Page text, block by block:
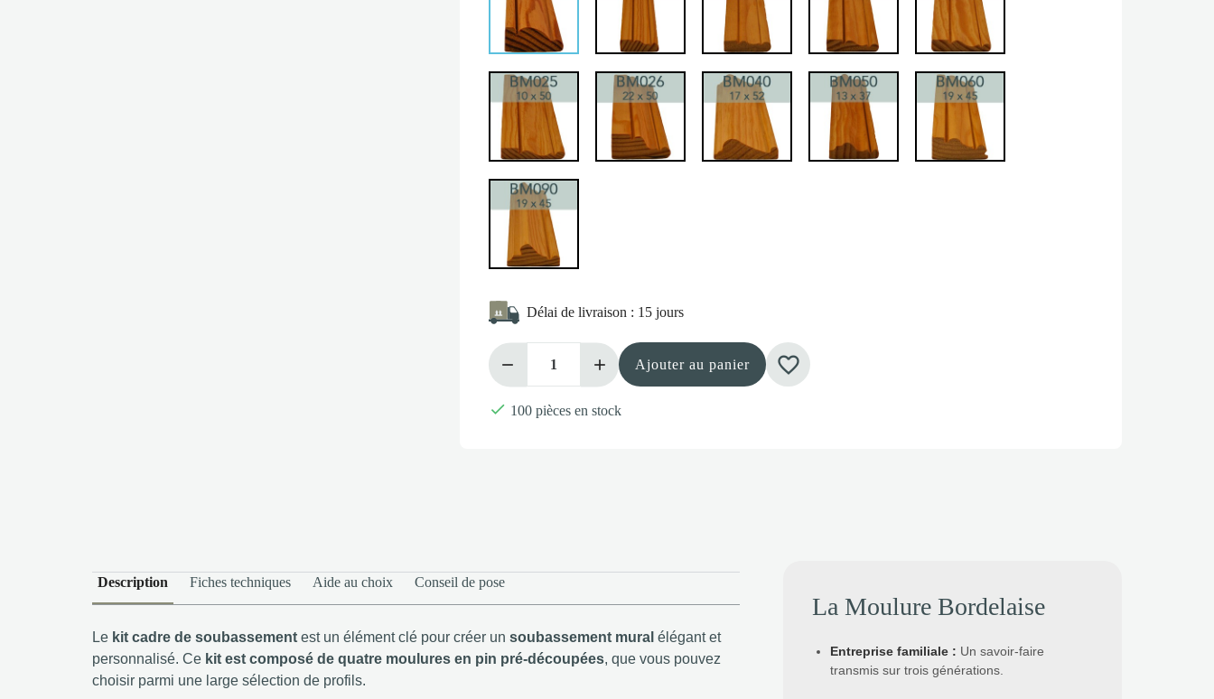
BM025 BM026
Délai de livraison : 15 jours
Ajouter au panier favorite_border
 100 pièces en stock
Description Fiches techniques Aide au choix Conseil de pose
Le kit cadre de soubassement est un élément clé pour créer un soubassement mural élégant et
personnalisé. Ce kit est composé de quatre moulures en pin pré-découpées, que vous pouvez
choisir parmi une large sélection de profils.
La Moulure Bordelaise
Entreprise familiale : Un savoir-faire
transmis sur trois générations.